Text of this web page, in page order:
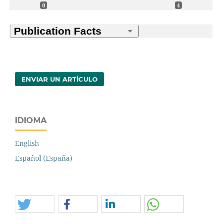
0 4
ENVIAR UN ARTÍCULO
IDIOMA
English
Español (España)